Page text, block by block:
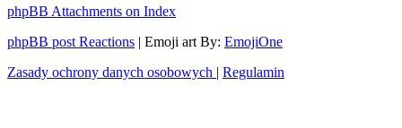
phpBB Attachments on Index
phpBB post Reactions | Emoji art By: EmojiOne
Zasady ochrony danych osobowych | Regulamin